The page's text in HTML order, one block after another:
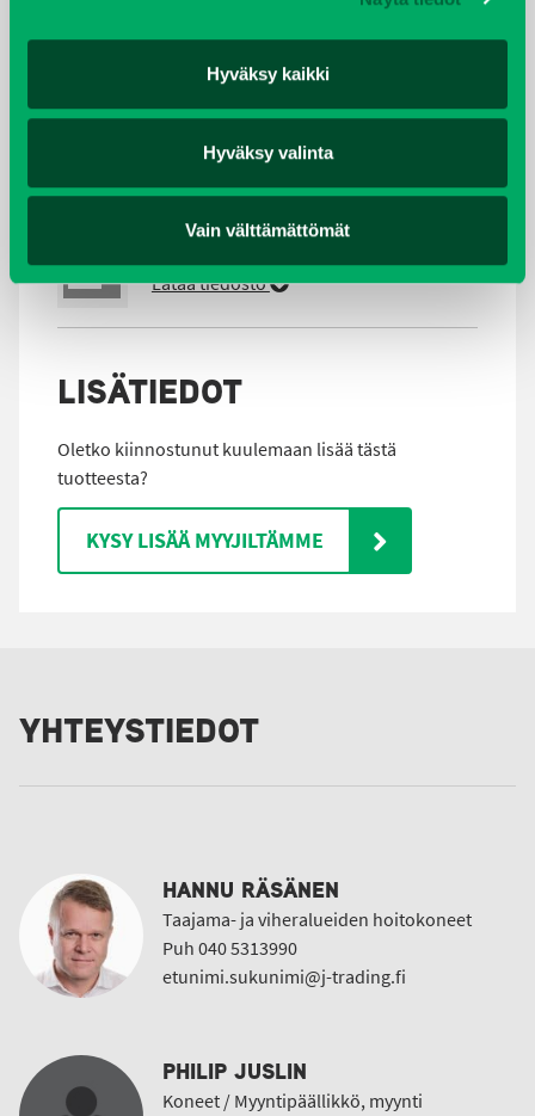
Hyväksy kaikki
Hyväksy valinta
Vain välttämättömät
TUOTETIEDOSTOT
EZGO RXV ESITE
Tiedosto:E-Z-GO-RXV.pdf /Lataa
tiedosto
EZGO RXV FREEDOM ESITE
Lataa tiedosto
LISÄTIEDOT
Oletko kiinnostunut kuulemaan lisää tästä
tuotteesta?
KYSY LISÄÄ MYYJILTÄMME
YHTEYSTIEDOT
HANNU RÄSÄNEN
Taajama- ja viheralueiden hoitokoneet
Puh 040 5313990
etunimi.sukunimi@j-trading.fi
PHILIP JUSLIN
Koneet / Myyntipäällikkö, myynti